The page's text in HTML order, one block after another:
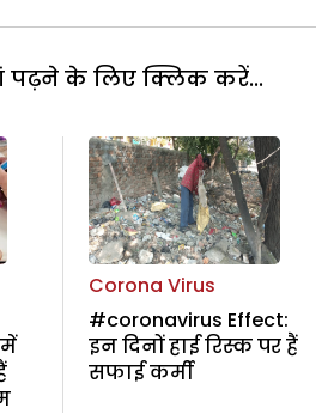
पढ़ने के लिए क्लिक करें...
Corona Virus
#coronavirus Effect:
इन दिनों हाई रिस्क पर हैं
सफाई कर्मी